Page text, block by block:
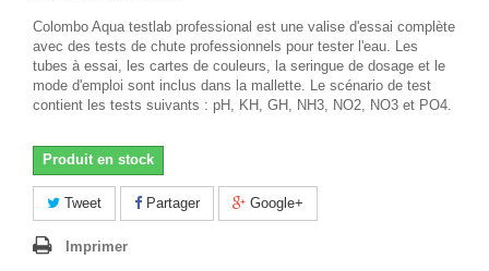
Colombo Aqua testlab professional est une valise d'essai complète
avec des tests de chute professionnels pour tester l'eau. Les
tubes à essai, les cartes de couleurs, la seringue de dosage et le
mode d'emploi sont inclus dans la mallette. Le scénario de test
contient les tests suivants : pH, KH, GH, NH3, NO2, NO3 et PO4.
Produit en stock
Tweet Partager Google+
Imprimer